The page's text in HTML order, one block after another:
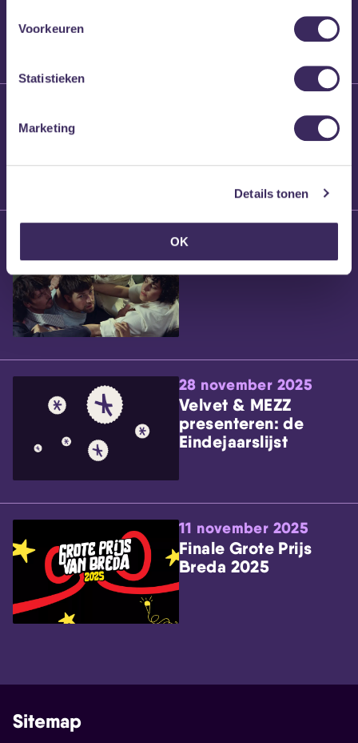
Voorkeuren
Statistieken
Marketing
Details tonen
OK
Brennt Vanneste
24 maart 2026
Willem’s Blog: Ão
28 november 2025
Velvet & MEZZ
presenteren: de
Eindejaarslijst
11 november 2025
Finale Grote Prijs
Breda 2025
Sitemap